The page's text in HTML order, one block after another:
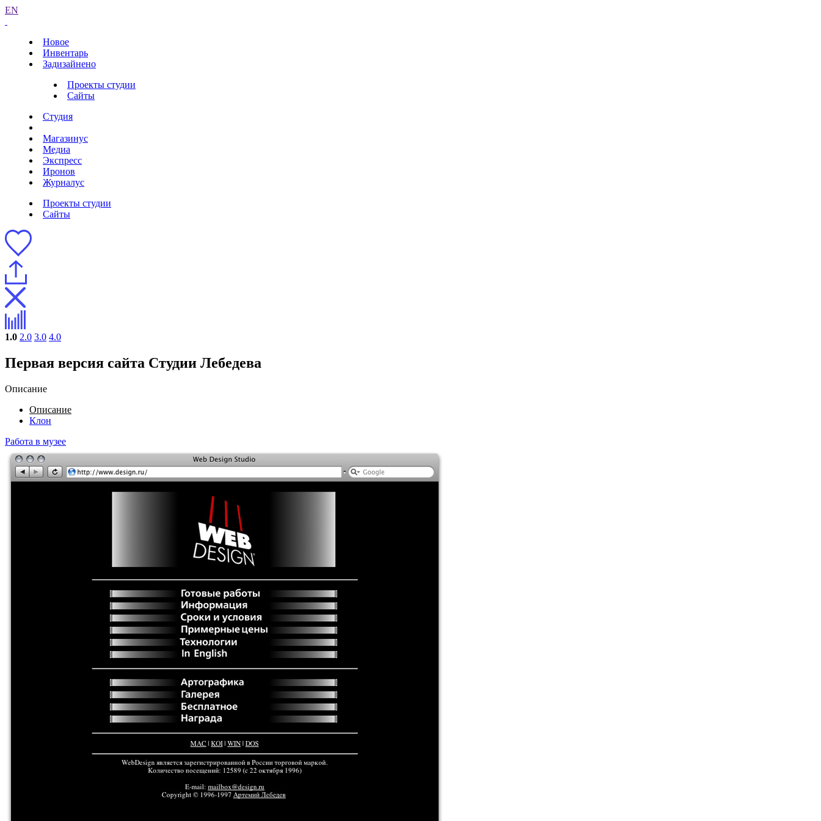
EN
Новое
Инвентарь
Задизайнено
Проекты студии
Сайты
Студия
Магазинус
Медиа
Экспресс
Иронов
Журналус
Проекты студии
Сайты
1.0 2.0 3.0 4.0
Первая версия сайта Студии Лебедева
Описание
Описание
Клон
Работа в музее